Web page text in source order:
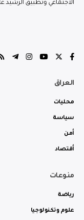
الاجتماعي وتطبيق الرشيد
العراق
محليات
سياسة
أمن
أقتصاد
منوعات
رياضة
علوم وتكنولوجيا